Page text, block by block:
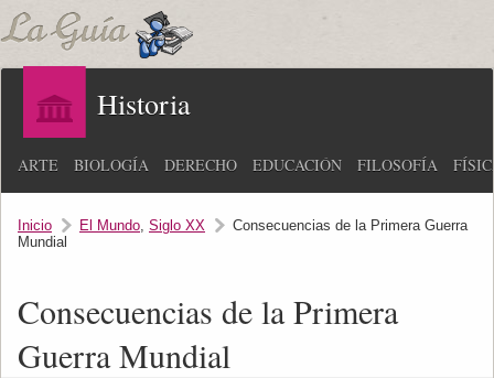
Historia
ARTE BIOLOGÍA DERECHO EDUCACIÓN FILOSOFÍA
Inicio El Mundo, Siglo XX
Consecuencias de la Primera Guerra
Mundial
Consecuencias de la Primera
Guerra Mundial